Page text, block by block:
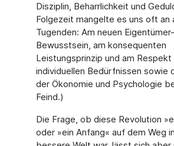
Disziplin, Beharrlichkeit und
Folgezeit mangelte es uns oft an
Tugenden: Am neuen Eigentümer-
Bewusstsein, am konsequenten
Leistungsprinzip und am Respekt
individuellen Bedürfnissen sowie
der Ökonomie und Psychologie
Feind.)
Die Frage, ob diese Revolution
oder »ein Anfang« auf dem Weg